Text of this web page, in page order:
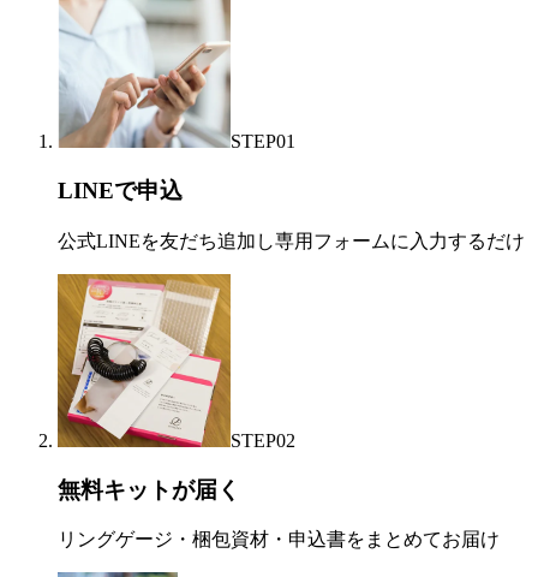
STEP01
LINEで申込
公式LINEを友だち追加し専用フォームに入力するだけ
STEP02
無料キットが届く
リングゲージ・梱包資材・申込書をまとめてお届け